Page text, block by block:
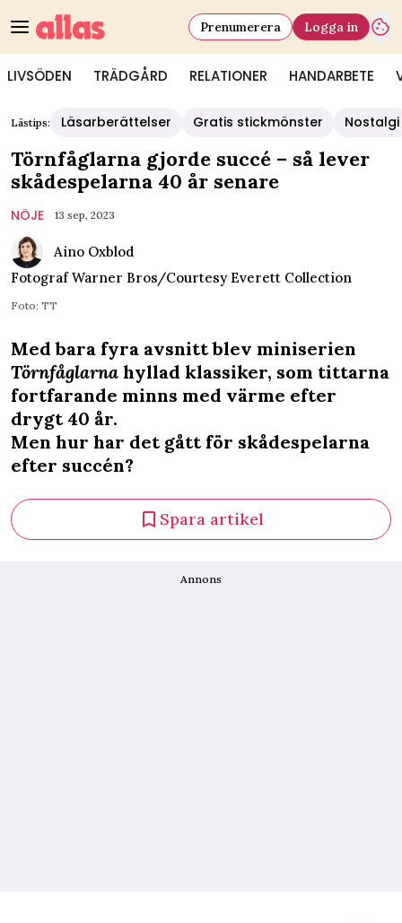
LIVSÖDEN TRÄDGÅRD RELATIONER HANDARBETE
Prenumerera Logga in
Lästips: Läsarberättelser Gratis stickmönster Nostalgi
Törnfåglarna gjorde succé – så lever
skådespelarna 40 år senare
NÖJE 13 sep, 2023
Aino Oxblod
Fotograf Warner Bros/Courtesy Everett Collection
Foto: TT
Med bara fyra avsnitt blev miniserien
Törnfåglarna hyllad klassiker, som tittarna
fortfarande minns med värme efter
drygt 40 år.
Men hur har det gått för skådespelarna
efter succén?
Spara artikel
Annons